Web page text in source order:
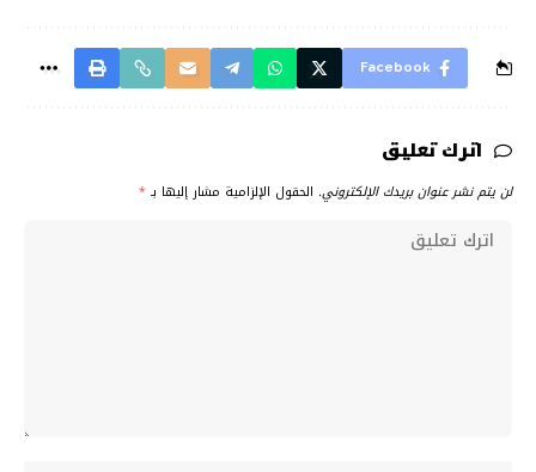
Facebook
اترك تعليق
لن يتم نشر عنوان بريدك الإلكتروني. الحقول الإلزامية مشار إليها بـ *